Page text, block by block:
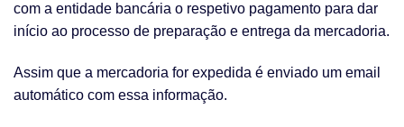
com a entidade bancária o respetivo pagamento para dar
início ao processo de preparação e entrega da mercadoria.
Assim que a mercadoria for expedida é enviado um email
automático com essa informação.